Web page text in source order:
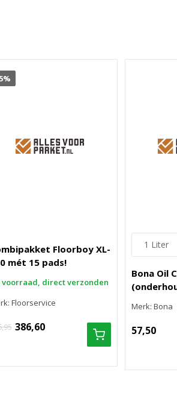
5%
Floorboy XL-
mét 15 pads!
voorraad, direct verzonden
Floorservice
386,60
Bona Oil
Merk: Bona
57,50